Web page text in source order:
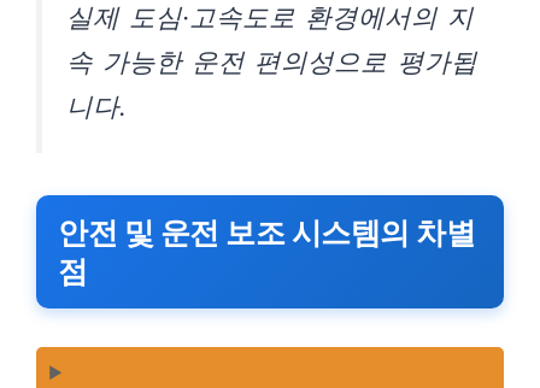
실제 도심·고속도로 환경에서의 지
속 가능한 운전 편의성으로 평가됩
니다.
안전 및 운전 보조 시스템의 차별
점
▶️